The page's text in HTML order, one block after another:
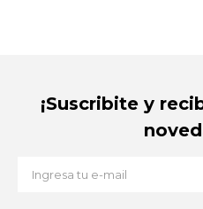
¡Suscribite y